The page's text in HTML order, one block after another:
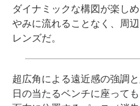
ダイナミックな構図が楽し
やみに流れることなく、周
レンズだ。
超広角による遠近感の強調
日の当たるベンチに座って